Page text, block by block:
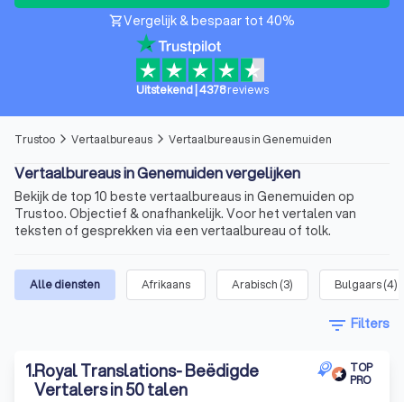
shopping_cartVergelijk & bespaar tot 40%
Uitstekend| 4378 reviews
Trustoo arrow_forward_ios Vertaalbureaus arrow_forward_ios Vertaalbureaus in Genemuiden
Vertaalbureaus in Genemuiden vergelijken
Bekijk de top 10 beste vertaalbureaus in Genemuiden op
Trustoo. Objectief & onafhankelijk. Voor het vertalen van
teksten of gesprekken via een vertaalbureau of tolk.
Alle diensten Afrikaans Arabisch (3) Bulgaars(4)
filter_list Filters
1.Royal Translations- Beëdigde
Vertalers in 50 talen
TOP
PRO